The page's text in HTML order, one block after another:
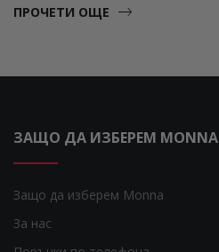
ПРОЧЕТИ ОЩЕ
ЗАЩО ДА ИЗБЕРЕМ MONNA
Защо да изберем Monna
За нас